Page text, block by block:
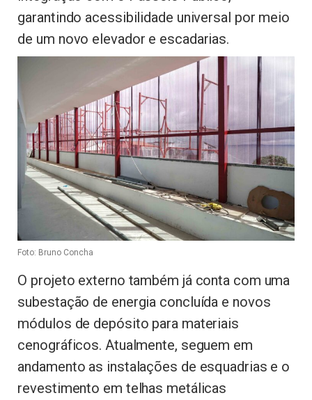
garantindo acessibilidade universal por meio
de um novo elevador e escadarias.
Foto: Bruno Concha
O projeto externo também já conta com uma
subestação de energia concluída e novos
módulos de depósito para materiais
cenográficos. Atualmente, seguem em
andamento as instalações de esquadrias e o
revestimento em telhas metálicas